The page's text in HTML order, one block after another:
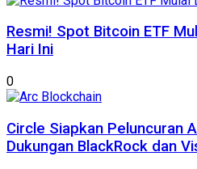
Resmi! Spot Bitcoin ETF
Hari Ini
0
Circle Siapkan Peluncuran
Dukungan BlackRock dan